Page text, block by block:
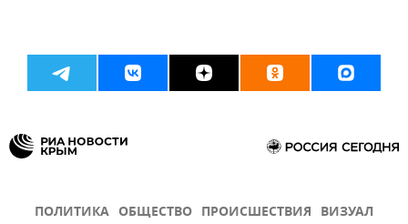
ПОЛИТИКА ОБЩЕСТВО ПРОИСШЕСТВИЯ ВИЗУАЛ